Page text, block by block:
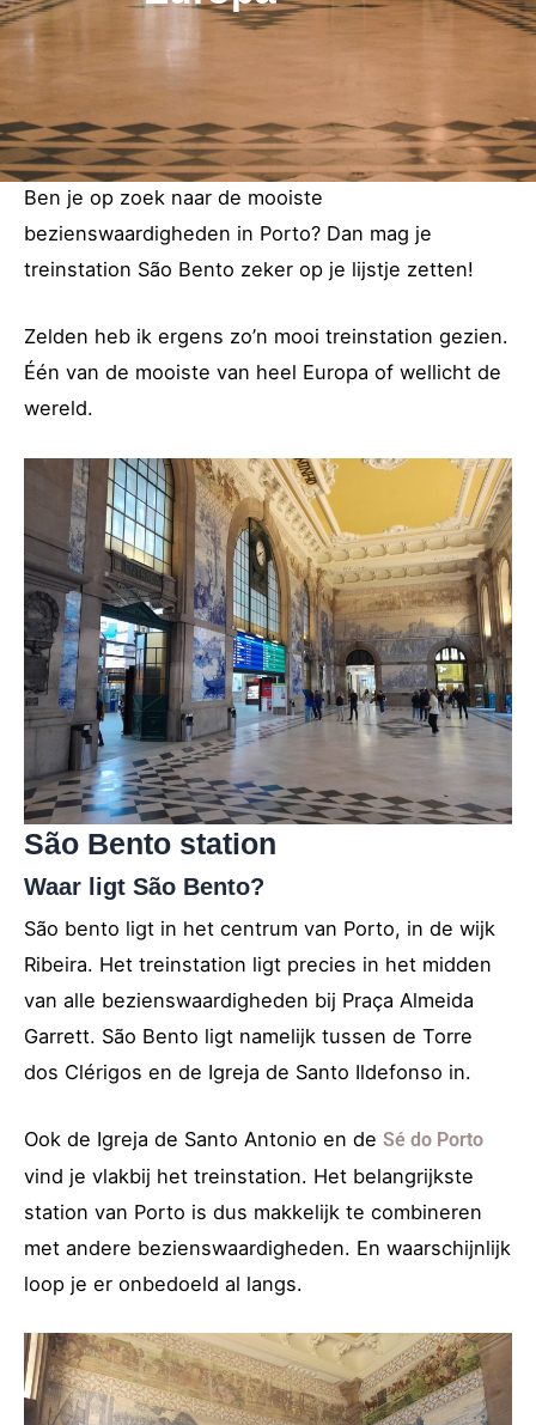
Ben je op zoek naar de mooiste
bezienswaardigheden in Porto? Dan mag je
treinstation São Bento zeker op je lijstje zetten!
Zelden heb ik ergens zo’n mooi treinstation gezien.
Één van de mooiste van heel Europa of wellicht de
wereld.
São Bento station
Waar ligt São Bento?
São bento ligt in het centrum van Porto, in de wijk
Ribeira. Het treinstation ligt precies in het midden
van alle bezienswaardigheden bij Praça Almeida
Garrett. São Bento ligt namelijk tussen de Torre
dos Clérigos en de Igreja de Santo Ildefonso in.
Ook de Igreja de Santo Antonio en de Sé do Porto
vind je vlakbij het treinstation. Het belangrijkste
station van Porto is dus makkelijk te combineren
met andere bezienswaardigheden. En waarschijnlijk
loop je er onbedoeld al langs.